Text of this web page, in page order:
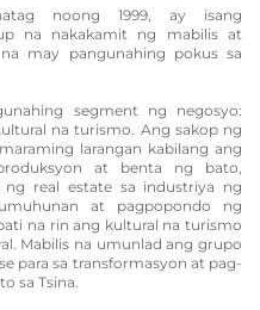
noong 1999, ay isang
na nakakamit ng mabilis at
may pangunahing pokus sa
segment ng negosyo:
na turismo. Ang sakop ng
larangan kabilang ang
at benta ng bato,
ng real estate sa industriya ng
at pagpopondo ng
na rin ang kultural na turismo
Mabilis na umunlad ang grupo
para sa transformasyon at pag-
sa Tsina.